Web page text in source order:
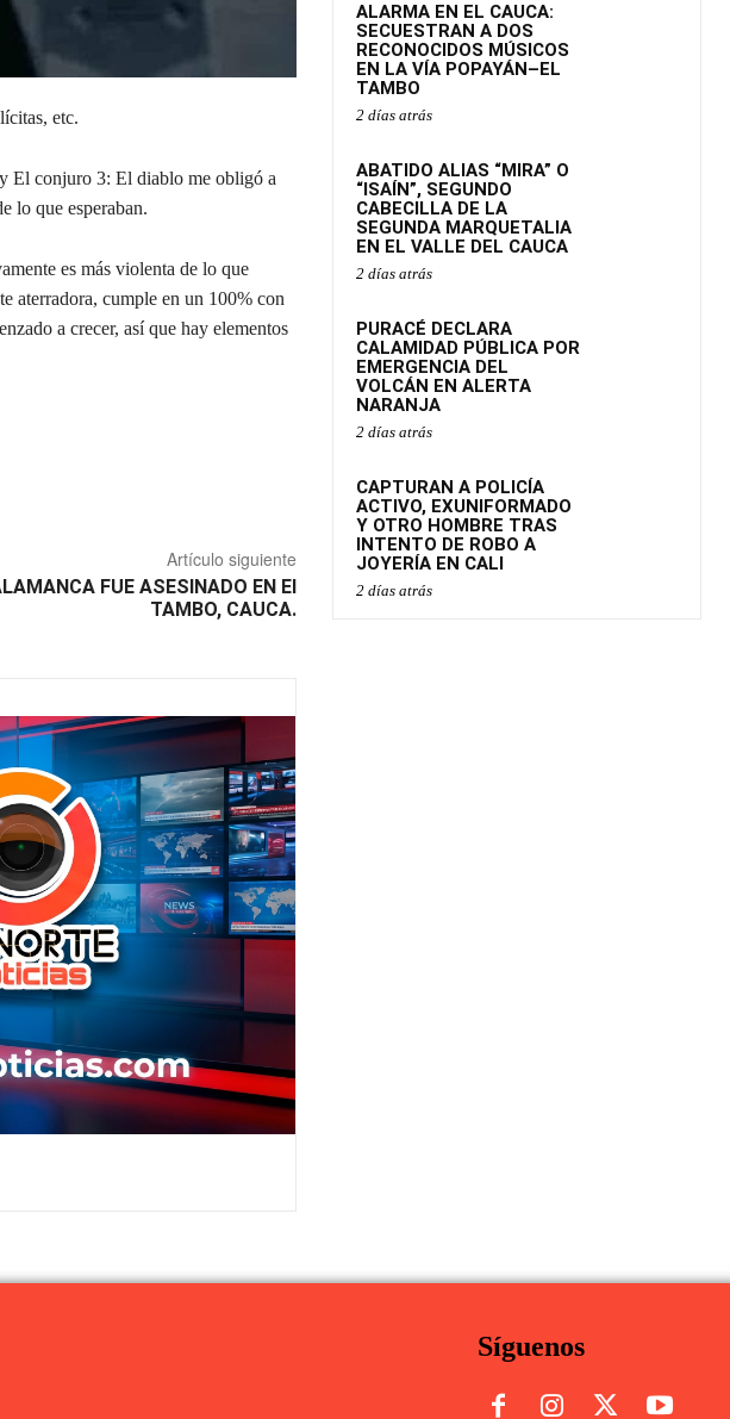
etc.
El conjuro 3: El diablo me obligó a
lo que esperaban.
es más violenta de lo que
aterradora, cumple en un 100% con
a crecer, así que hay elementos
Artículo siguiente
FUE ASESINADO EN El
TAMBO, CAUCA.
ALARMA EN EL CAUCA:
SECUESTRAN A DOS
RECONOCIDOS MÚSICOS
EN LA VÍA POPAYÁN–EL
TAMBO
2 días atrás
ABATIDO ALIAS “MIRA” O
“ISAÍN”, SEGUNDO
CABECILLA DE LA
SEGUNDA MARQUETALIA
EN EL VALLE DEL CAUCA
2 días atrás
PURACÉ DECLARA
CALAMIDAD PÚBLICA POR
EMERGENCIA DEL
VOLCÁN EN ALERTA
NARANJA
2 días atrás
CAPTURAN A POLICÍA
ACTIVO, EXUNIFORMADO
Y OTRO HOMBRE TRAS
INTENTO DE ROBO A
JOYERÍA EN CALI
2 días atrás
Síguenos